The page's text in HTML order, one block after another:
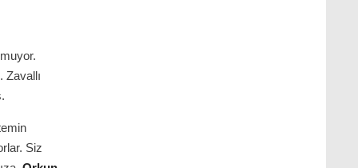
Zavallı
Siz